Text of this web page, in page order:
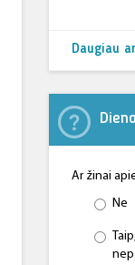
Daugiau
Ar žinai
Ne